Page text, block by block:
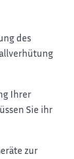
des
Ihrer
Sie ihr
zur